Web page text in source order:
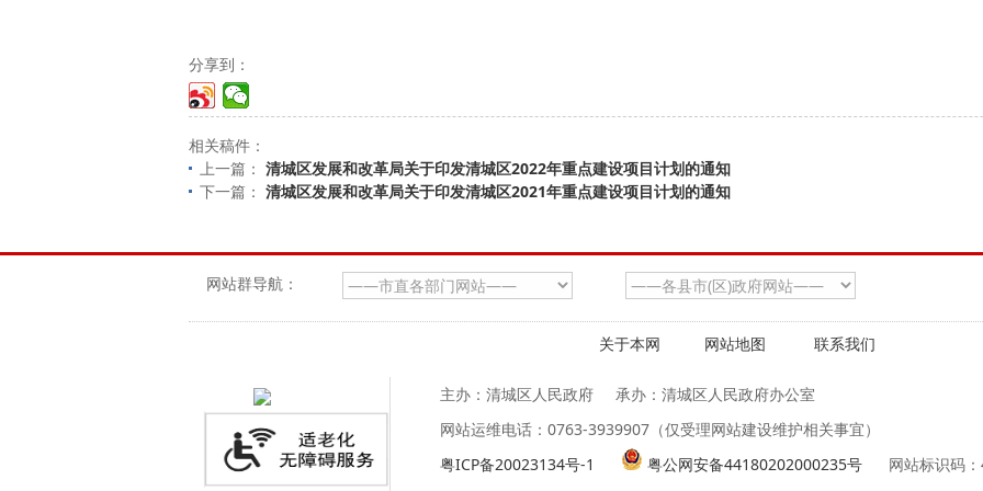
分享到：
相关稿件：
上一篇： 清城区发展和改革局关于印发清城区2022年重点建设项目计划的通知
下一篇： 清城区发展和改革局关于印发清城区2021年重点建设项目计划的通知
网站群导航：
关于本网 网站地图 联系我们
主办：清城区人民政府
承办：清城区人民政府办公室
网站运维电话：0763-3939907（仅受理网站建设维护相关事宜）
粤ICP备20023134号-1
粤公网安备44180202000235号
网站标识码